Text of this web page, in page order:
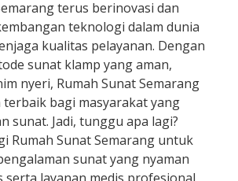
terus berinovasi dan
teknologi dalam dunia
kualitas pelayanan. Dengan
sunat klamp yang aman,
nyeri, Rumah Sunat Semarang
terbaik bagi masyarakat yang
sunat. Jadi, tunggu apa lagi?
Rumah Sunat Semarang untuk
sunat yang nyaman